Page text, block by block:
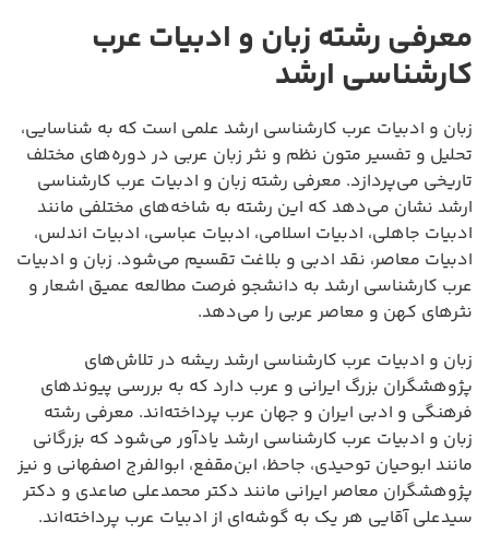
معرفی رشته زبان و ادبیات عرب
کارشناسی ارشد
زبان و ادبیات عرب کارشناسی ارشد علمی است که به شناسایی،
تحلیل و تفسیر متون نظم و نثر زبان عربی در دوره‌های مختلف
تاریخی می‌پردازد. معرفی رشته زبان و ادبیات عرب کارشناسی
ارشد نشان می‌دهد که این رشته به شاخه‌های مختلفی مانند
ادبیات جاهلی، ادبیات اسلامی، ادبیات عباسی، ادبیات اندلس،
ادبیات معاصر، نقد ادبی و بلاغت تقسیم می‌شود. زبان و ادبیات
عرب کارشناسی ارشد به دانشجو فرصت مطالعه عمیق اشعار و
نثرهای کهن و معاصر عربی را می‌دهد.
زبان و ادبیات عرب کارشناسی ارشد ریشه در تلاش‌های
پژوهشگران بزرگ ایرانی و عرب دارد که به بررسی پیوندهای
فرهنگی و ادبی ایران و جهان عرب پرداخته‌اند. معرفی رشته
زبان و ادبیات عرب کارشناسی ارشد یادآور می‌شود که بزرگانی
مانند ابوحیان توحیدی، جاحظ، ابن‌مقفع، ابوالفرج اصفهانی و نیز
پژوهشگران معاصر ایرانی مانند دکتر محمدعلی صاعدی و دکتر
سیدعلی آقایی هر یک به گوشه‌ای از ادبیات عرب پرداخته‌اند.